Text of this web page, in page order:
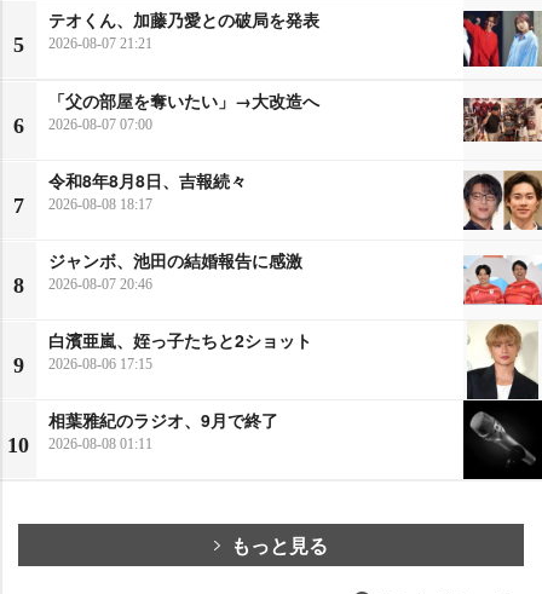
5
テオくん、加藤乃愛との破局を発表
2026-08-07 21:21
6
「父の部屋を奪いたい」→大改造へ
2026-08-07 07:00
7
令和8年8月8日、吉報続々
2026-08-08 18:17
8
ジャンボ、池田の結婚報告に感激
2026-08-07 20:46
9
白濱亜嵐、姪っ子たちと2ショット
2026-08-06 17:15
10
相葉雅紀のラジオ、9月で終了
2026-08-08 01:11
もっと見る